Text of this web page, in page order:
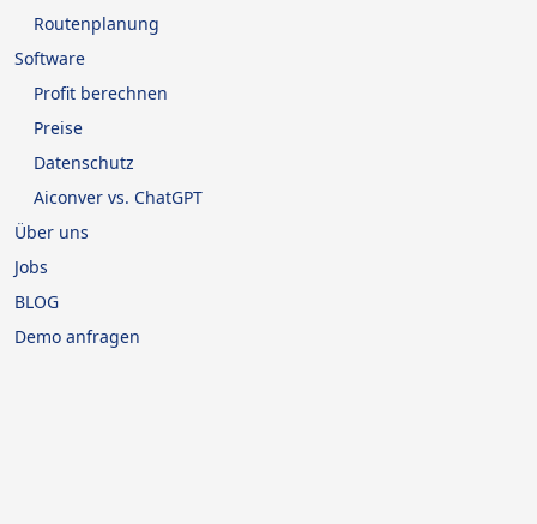
Routenplanung
Software
Profit berechnen
Preise
Datenschutz
Aiconver vs. ChatGPT
Über uns
Jobs
BLOG
Demo anfragen